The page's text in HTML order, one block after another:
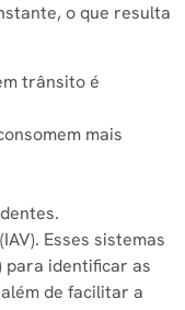
o que resulta
trânsito é
mais
Esses sistemas
para identificar as
de facilitar a